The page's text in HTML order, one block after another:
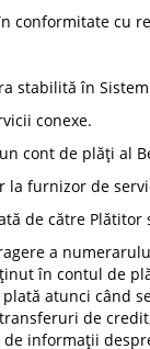
conformitate cu
stabilită în
conexe.
cont de plăți al
furnizor de
de către Plătitor
a
în contul de
atunci când
de
informații